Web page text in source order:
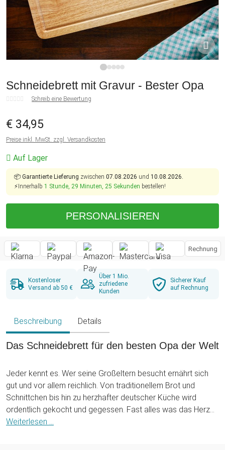
Schneidebrett mit Gravur - Bester Opa
Schreib eine Bewertung
€ 34,95
Preise inkl. MwSt. zzgl. Versandkosten
Auf Lager
📦 Garantierte Lieferung zwischen 07.08.2026 und 10.08.2026.
⚡Innerhalb 1 Stunde, 29 Minuten, 25 Sekunden bestellen!
PERSONALISIEREN
Rechnung
Kostenloser
Versand ab 50 €
Über 1 Mio.
zufriedene
Kunden
Sicherer Kauf
auf Rechnung
Beschreibung Details
Das Schneidebrett für den besten Opa der Welt
Jeder kennt es. Wer seine Großeltern besucht ernährt sich
gut und vor allem reichlich. Von traditionellem Brot und
Schnittchen bis hin zu herzhafter deutscher Küche wird
ordentlich gekocht und gegessen. Fast alles was das Herz
begehrt, wird von Deinen Großeltern aufgetischt. Da ist es nur
Weiterlesen ...